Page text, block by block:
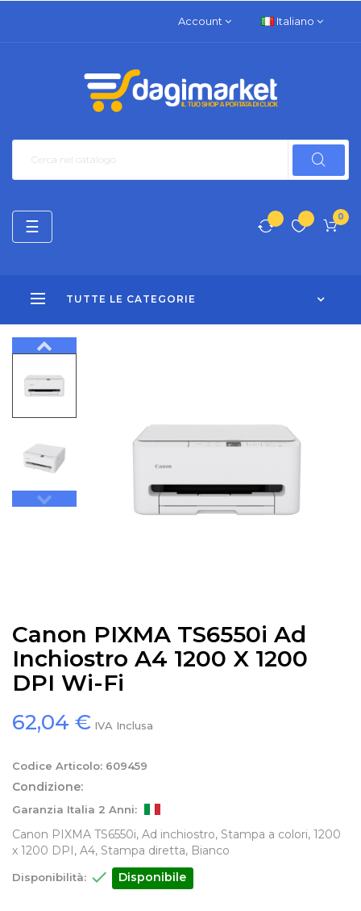
Account Italiano
0
TUTTE LE CATEGORIE
navigazione
Toggle
☰
Canon PIXMA TS6550i Ad
Inchiostro A4 1200 X 1200
DPI Wi-Fi
62,04 € IVA Inclusa
Codice Articolo: 609459
Condizione:
Garanzia Italia 2 Anni:
Canon PIXMA TS6550i, Ad inchiostro, Stampa a colori, 1200
x 1200 DPI, A4, Stampa diretta, Bianco
Disponibilità:  Disponibile